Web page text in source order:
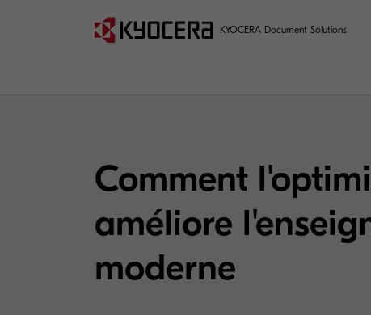
KYOCERA Document Solutions
Comment
améliore
moderne